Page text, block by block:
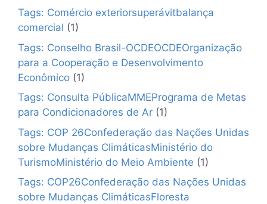
Tags: Comércio exteriorsuperávitbalança
comercial (1)
Tags: Conselho Brasil-OCDEOCDEOrganização
para a Cooperação e Desenvolvimento
Econômico (1)
Tags: Consulta PúblicaMMEPrograma de Metas
para Condicionadores de Ar (1)
Tags: COP 26Confederação das Nações Unidas
sobre Mudanças ClimáticasMinistério do
TurismoMinistério do Meio Ambiente (1)
Tags: COP26Confederação das Nações Unidas
sobre Mudanças ClimáticasFloresta